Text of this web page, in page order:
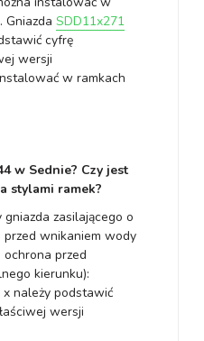
Gniazda SDD11x271
cyfrę
wersji
w ramkach
w Sednie? Czy jest
stylami ramek?
zasilającego o
wnikaniem wody
przed
kierunku):
x należy podstawić
wersji